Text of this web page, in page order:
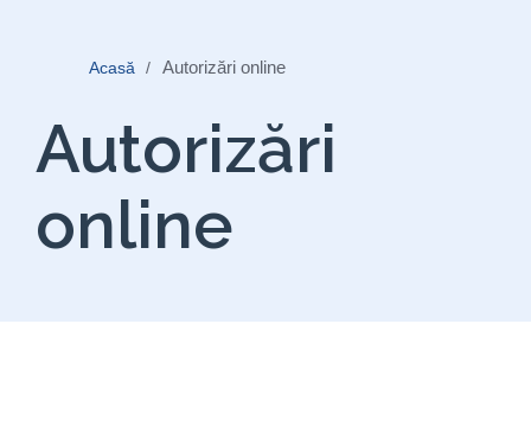
Acasă Autorizări online
Autorizări
online